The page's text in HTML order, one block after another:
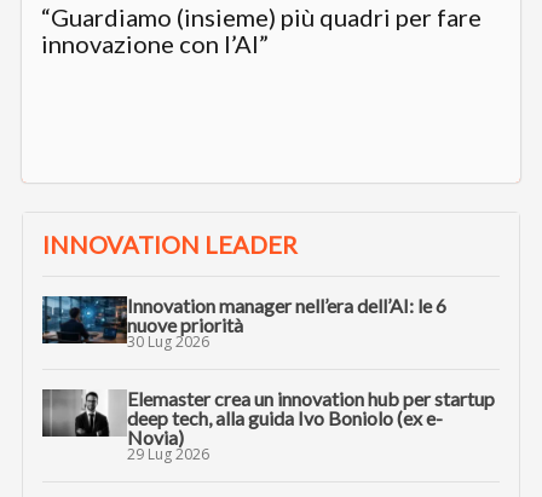
“Guardiamo (insieme) più quadri per fare
innovazione con l’AI”
INNOVATION LEADER
Innovation manager nell’era dell’AI: le 6
nuove priorità
30 Lug 2026
Elemaster crea un innovation hub per startup
deep tech, alla guida Ivo Boniolo (ex e-
Novia)
29 Lug 2026